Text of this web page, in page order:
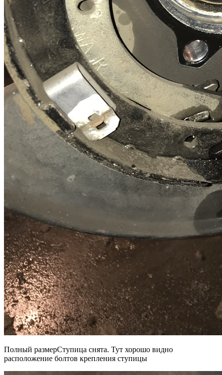
Полный размерСтупица снята. Тут хорошо видно
расположение болтов крепления ступицы